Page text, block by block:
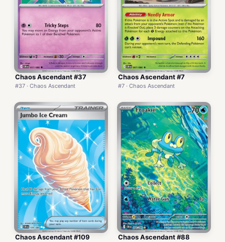
Chaos Ascendant #37
#37 · Chaos Ascendant
Chaos Ascendant #7
#7 · Chaos Ascendant
Chaos Ascendant #109 Chaos Ascendant #88